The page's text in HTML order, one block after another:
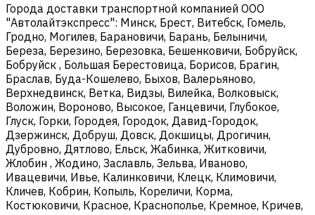
Города доставки транспортной компанией ООО
"Автолайтэкспресс": Минск, Брест, Витебск, Гомель,
Гродно, Могилев, Барановичи, Барань, Белыничи,
Береза, Березино, Березовка, Бешенковичи, Бобруйск,
Бобруйск , Большая Берестовица, Борисов, Брагин,
Браслав, Буда-Кошелево, Быхов, Валерьяново,
Верхнедвинск, Ветка, Видзы, Вилейка, Волковыск,
Воложин, Вороново, Высокое, Ганцевичи, Глубокое,
Глуск, Горки, Городея, Городок, Давид-Городок,
Дзержинск, Добруш, Довск, Докшицы, Дрогичин,
Дубровно, Дятлово, Ельск, Жабинка, Житковичи,
Жлобин , Жодино, Заславль, Зельва, Иваново,
Ивацевичи, Ивье, Калинковичи, Клецк, Климовичи,
Кличев, Кобрин, Копыль, Кореличи, Корма,
Костюковичи, Красное, Краснополье, Кремное, Кричев,